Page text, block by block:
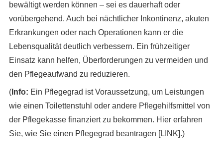
bewältigt werden können – sei es dauerhaft oder
vorübergehend. Auch bei nächtlicher Inkontinenz, akuten
Erkrankungen oder nach Operationen kann er die
Lebensqualität deutlich verbessern. Ein frühzeitiger
Einsatz kann helfen, Überforderungen zu vermeiden und
den Pflegeaufwand zu reduzieren.
( Info: Ein Pflegegrad ist Voraussetzung, um Leistungen
wie einen Toilettenstuhl oder andere Pflegehilfsmittel von
der Pflegekasse finanziert zu bekommen. Hier erfahren
Sie, wie Sie einen Pflegegrad beantragen [LINK].)